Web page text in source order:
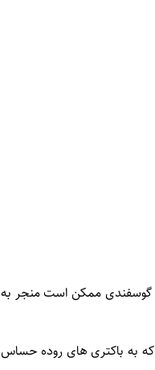
گوسفندی ممکن است منجر به
به باکتری های روده حساس